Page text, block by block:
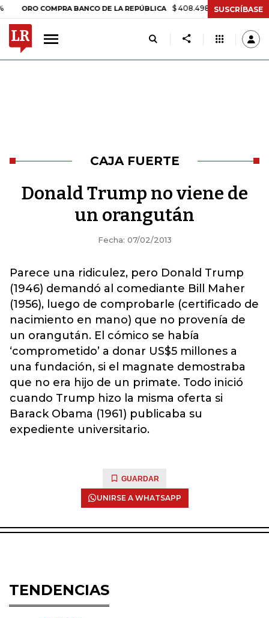
COMPRA BANCO DE LA REPÚBLICA $ 408.498,97 +$ 8.753,81
SUSCRÍBASE
CAJA FUERTE
Donald Trump no viene de
un orangután
Fecha: 07/02/2013
Parece una ridiculez, pero Donald Trump
(1946) demandó al comediante Bill Maher
(1956), luego de comprobarle (certificado de
nacimiento en mano) que no provenía de
un orangután. El cómico se había
‘comprometido’ a donar US$5 millones a
una fundación, si el magnate demostraba
que no era hijo de un primate. Todo inició
cuando Trump hizo la misma oferta si
Barack Obama (1961) publicaba su
expediente universitario.
GUARDAR
UNIRSE A WHATSAPP
TENDENCIAS